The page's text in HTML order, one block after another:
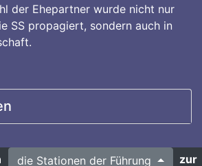
die Stationen der Führung zur
der Ehepartner wurde nicht nur
SS propagiert, sondern auch in